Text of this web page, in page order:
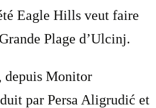
Eagle Hills veut faire
Plage d’Ulcinj.
depuis Monitor
par Persa Aligrudić et